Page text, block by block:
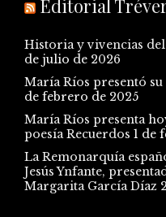
Editorial
Historia y vivencias
de julio de 2026
María Ríos presentó
de febrero de 2025
María Ríos presenta
poesía Recuerdos 1 de
La Remonarquía
Jesús Ynfante,
Margarita García Díaz